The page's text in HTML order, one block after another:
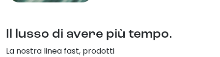
Il lusso di avere più tempo.
La nostra linea fast, prodotti